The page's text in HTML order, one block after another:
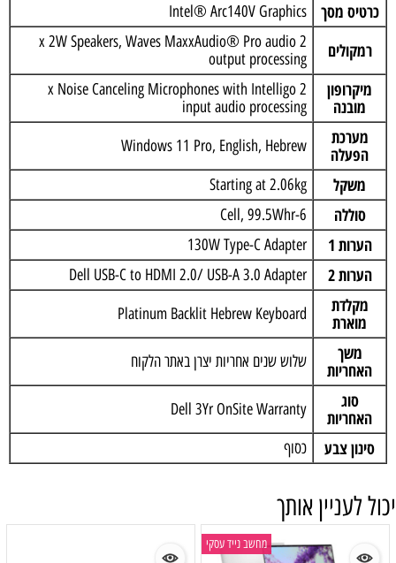
כרטיס מסך Intel® Arc140V Graphics
רמקולים
2 x 2W Speakers, Waves MaxxAudio® Pro audio
output processing
מיקרופון
מובנה
2 x Noise Canceling Microphones with Intelligo
input audio processing
מערכת
הפעלה
Windows 11 Pro, English, Hebrew
משקל Starting at 2.06kg
סוללה 6-Cell, 99.5Whr
הערות 1 130W Type-C Adapter
הערות 2 Dell USB-C to HDMI 2.0/ USB-A 3.0 Adapter
מקלדת
מוארת
Platinum Backlit Hebrew Keyboard
משך
האחריות
שלוש שנים אחריות יצרן באתר הלקוח
סוג
האחריות
Dell 3Yr OnSite Warranty
סינון צבע כסוף
יכול לעניין אותך
מחשב נייד עסקי